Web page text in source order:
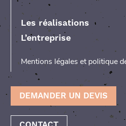
Les réalisations
L’entreprise
Mentions légales et politique
DEMANDER UN DEVIS